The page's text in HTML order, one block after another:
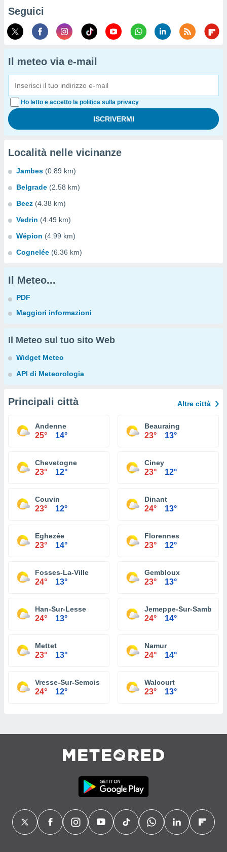
Seguici
Il meteo via e-mail
Ho letto e accetto la politica sulla privacy
Località nelle vicinanze
Jambes (0.89 km)
Belgrade (2.58 km)
Beez (4.38 km)
Vedrin (4.49 km)
Wépion (4.99 km)
Cognelée (6.36 km)
Il Meteo...
PDF
Maggiori informazioni
Il Meteo sul tuo sito Web
Widget Meteo
API di Meteorologia
Principali città Altre città
Andenne
25° 14°
Beauraing
23° 13°
Chevetogne
23° 12°
Ciney
23° 12°
Couvin
23° 12°
Dinant
24° 13°
Eghezée
23° 14°
Florennes
23° 12°
Fosses-La-Ville
24° 13°
Gembloux
23° 13°
Han-Sur-Lesse
24° 13°
Jemeppe-Sur-Sambre
24° 14°
Mettet
23° 13°
Namur
24° 14°
Vresse-Sur-Semois
24° 12°
Walcourt
23° 13°